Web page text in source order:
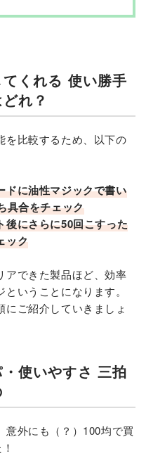
くれる 使い勝手
れ？
を比較するため、以下の
に油性マジックで書い
具合をチェック
にさらに50回こすった
ック
アできた製品ほど、効率
いうことになります。
ご紹介していきましょ
使いやすさ 三拍
意外にも（？）100均で買